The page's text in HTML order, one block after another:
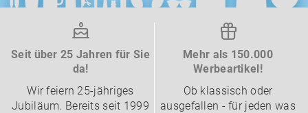
Seit über 25 Jahren für Sie
da!
Wir feiern 25-jähriges
Jubiläum. Bereits seit 1999
Mehr als 150.000
Werbeartikel!
Ob klassisch oder
ausgefallen - für jeden was